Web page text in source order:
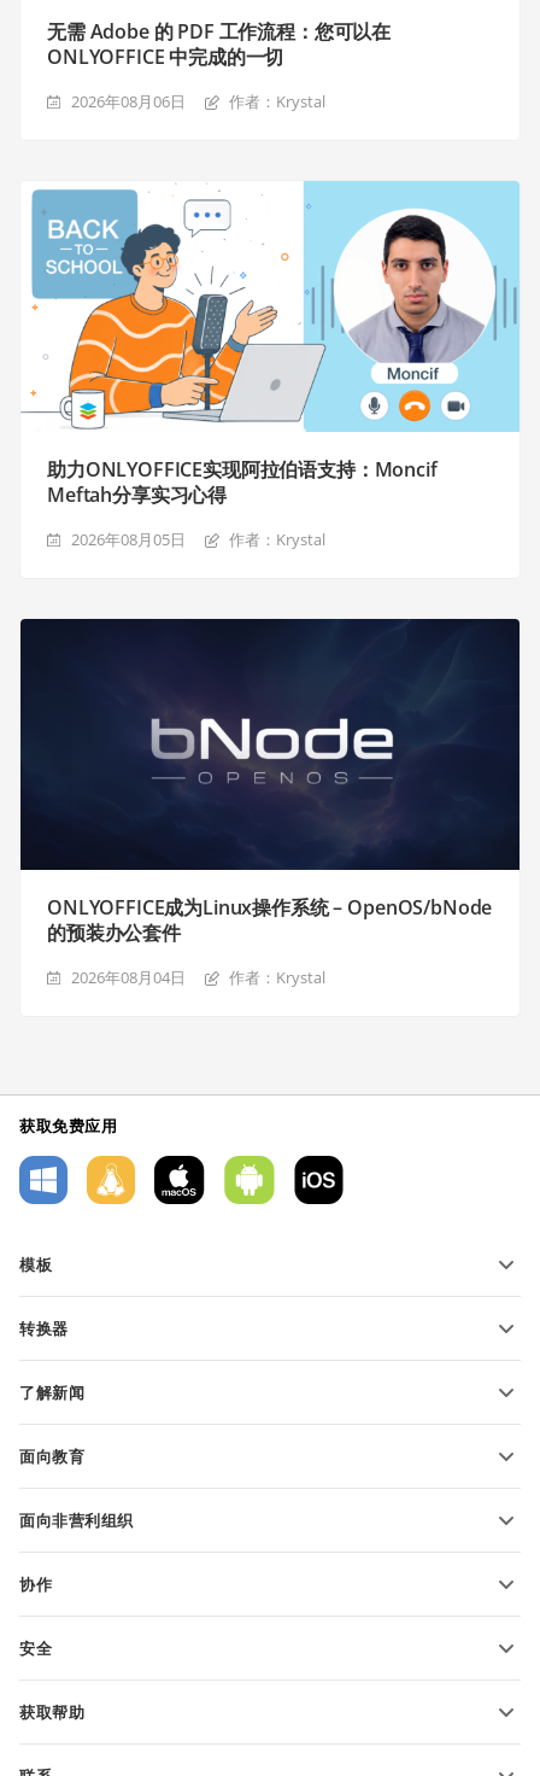
无需 Adobe 的 PDF 工作流程：您可以在
ONLYOFFICE 中完成的一切
2026年08月06日 作者：Krystal
助力ONLYOFFICE实现阿拉伯语支持：Moncif
Meftah分享实习心得
2026年08月05日 作者：Krystal
ONLYOFFICE成为Linux操作系统 – OpenOS/bNode
的预装办公套件
2026年08月04日 作者：Krystal
获取免费应用
模板
文本文档模板
转换器
转换电子表格
了解新闻
面向教育
适用于教育人士
面向非营利组织
申请免费帐户
协作
翻译人员
安全
获取帮助